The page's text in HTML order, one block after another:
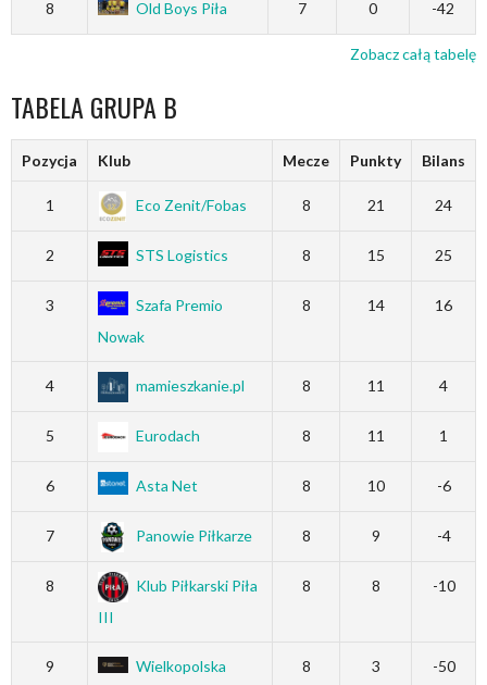
8 Old Boys Piła 7 0 -42
Zobacz całą tabelę
TABELA GRUPA B
Pozycja Klub Mecze Punkty Bilans
1 Eco Zenit/Fobas 8 21 24
2 STS Logistics 8 15 25
3
Szafa Premio
Nowak
8 14 16
4 mamieszkanie.pl 8 11 4
5 Eurodach 8 11 1
6 Asta Net 8 10 -6
7 Panowie Piłkarze 8 9 -4
8
Klub Piłkarski Piła
III
8 8 -10
9
Wielkopolska
8 3 -50